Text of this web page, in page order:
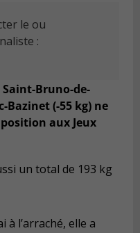
le ou
:
Bruno-de-
Bazinet (-55 kg) ne
aux Jeux
un total de 193 kg
à l’arraché, elle a